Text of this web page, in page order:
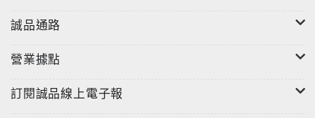
誠品通路
營業據點
訂閱誠品線上電子報